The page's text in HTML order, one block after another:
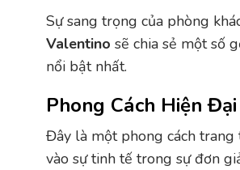
Sự sang trọng của phòng
Valentino sẽ chia sẻ một số
nổi bật nhất.
Phong Cách Hiện Đại
Đây là một phong cách
vào sự tinh tế trong sự đơn